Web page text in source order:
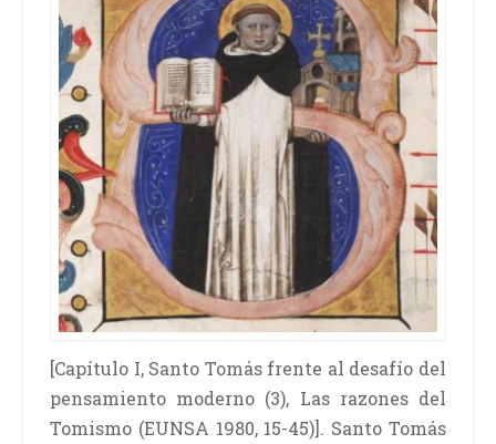
[Capítulo I, Santo Tomás frente al desafío del
pensamiento moderno (3), Las razones del
Tomismo (EUNSA 1980, 15-45)]. Santo Tomás